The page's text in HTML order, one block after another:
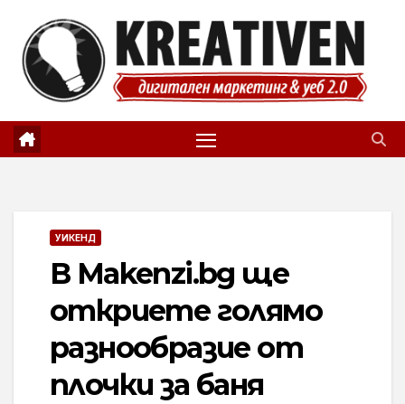
content
УИКЕНД
В Makenzi.bg ще
откриете голямо
разнообразие от
плочки за баня